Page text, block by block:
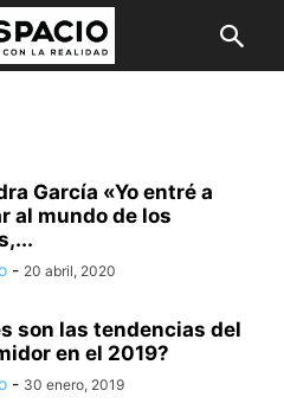
García «Yo entré a
al mundo de los
- 20 abril, 2020
son las tendencias del
en el 2019?
- 30 enero, 2019